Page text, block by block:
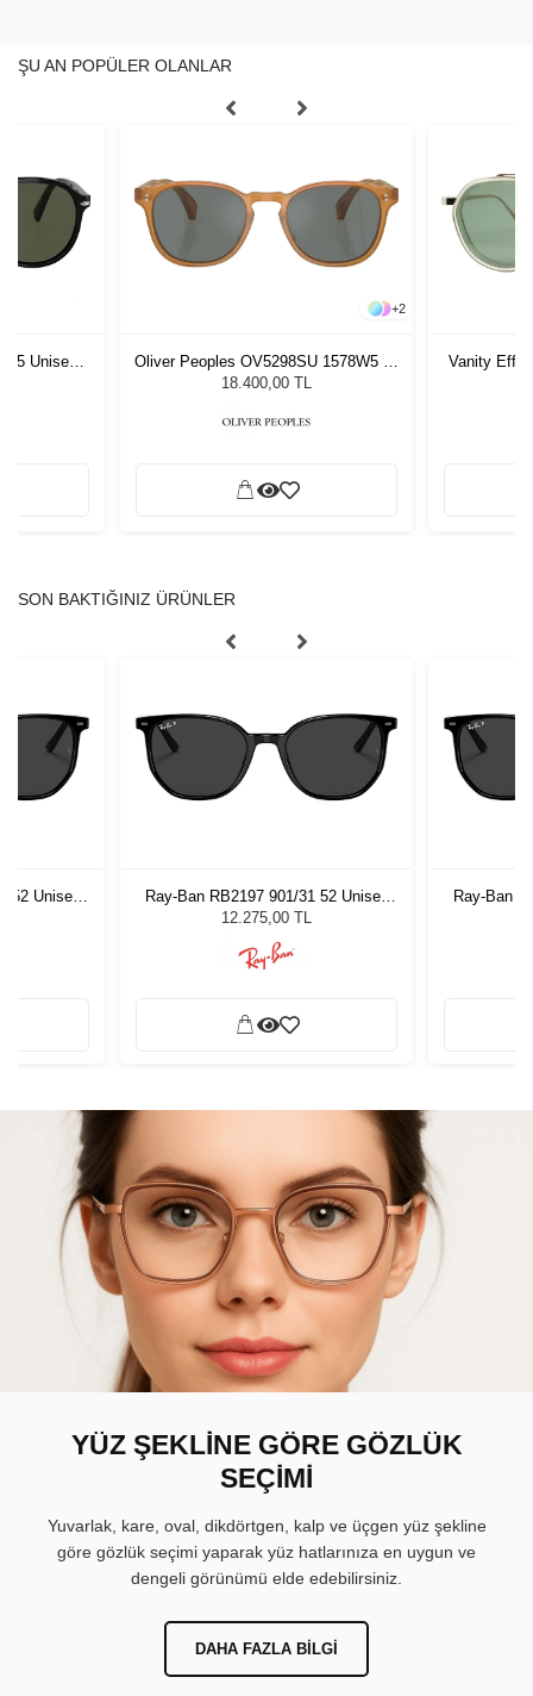
ŞU AN POPÜLER OLANLAR
55 Unisex
+2
Oliver Peoples OV5298SU 1578W5 53
Unisex Güneş Gözlüğü
18.400,00 TL
Vanity
SON BAKTIĞINIZ ÜRÜNLER
52 Unisex
Ray-Ban RB2197 901/31 52 Unisex
Güneş Gözlüğü
12.275,00 TL
Ray-Ban
YÜZ ŞEKLİNE GÖRE GÖZLÜK
SEÇİMİ
Yuvarlak, kare, oval, dikdörtgen, kalp ve üçgen yüz şekline
göre gözlük seçimi yaparak yüz hatlarınıza en uygun ve
dengeli görünümü elde edebilirsiniz.
DAHA FAZLA BILGI